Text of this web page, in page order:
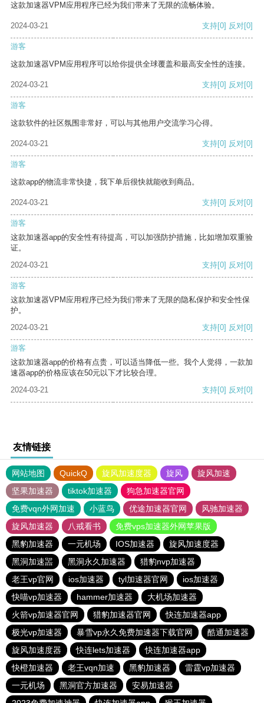
这款加速器VPM应用程序已经为我们带来了无限的流畅体验。
2024-03-21 支持[0] 反对[0]
游客
这款加速器VPM应用程序可以给你提供全球覆盖和最高安全性的连接。
2024-03-21 支持[0] 反对[0]
游客
这款软件的社区氛围非常好，可以与其他用户交流学习心得。
2024-03-21 支持[0] 反对[0]
游客
这款app的物流非常快捷，我下单后很快就能收到商品。
2024-03-21 支持[0] 反对[0]
游客
这款加速器app的安全性有待提高，可以加强防护措施，比如增加双重验
证。
2024-03-21
支持[0] 反对[0]
游客
这款加速器VPM应用程序已经为我们带来了无限的隐私保护和安全性保
护。
2024-03-21
支持[0] 反对[0]
游客
这款加速器app的价格有点贵，可以适当降低一些。我个人觉得，一款加
速器app的价格应该在50元以下才比较合理。
2024-03-21
支持[0] 反对[0]
友情链接
网站地图 QuickQ 旋风加速度器 旋风
旋风加速
坚果加速器
tiktok加速器
狗急加速器官网
免费vqn外网加速
小蓝鸟 优途加速器官网
风驰加速器
旋风加速器
八戒看书
免费vps加速器外网苹果版
黑豹加速器
一元机场 IOS加速器
旋风加速度器
黑洞加速噐
黑洞永久加速器
猎豹nvp加速器
老王vp官网
ios加速器 tyl加速器官网
ios加速器
快喵vp加速器
hammer加速器
大机场加速器
火箭vp加速器官网
猎豹加速器官网
快连加速器app
极光vp加速器
暴雪vp永久免费加速器下载官网
酷通加速器
旋风加速度器
快连lets加速器
快连加速器app
快橙加速器
老王vqn加速 黑豹加速器
雷霆vp加速器
一元机场
黑洞官方加速器
安易加速器